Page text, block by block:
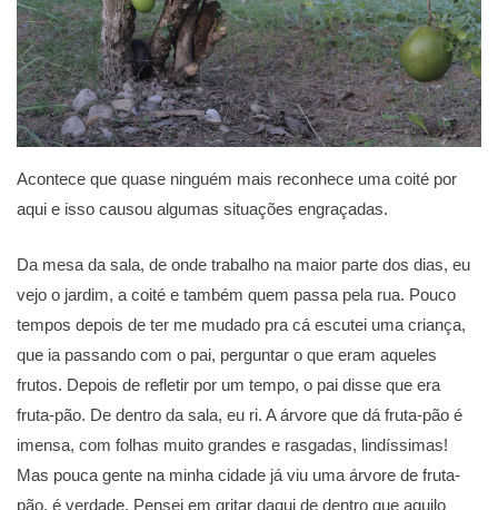
Acontece que quase ninguém mais reconhece uma coité por
aqui e isso causou algumas situações engraçadas.
Da mesa da sala, de onde trabalho na maior parte dos dias, eu
vejo o jardim, a coité e também quem passa pela rua. Pouco
tempos depois de ter me mudado pra cá escutei uma criança,
que ia passando com o pai, perguntar o que eram aqueles
frutos. Depois de refletir por um tempo, o pai disse que era
fruta-pão. De dentro da sala, eu ri. A árvore que dá fruta-pão é
imensa, com folhas muito grandes e rasgadas, lindíssimas!
Mas pouca gente na minha cidade já viu uma árvore de fruta-
pão, é verdade. Pensei em gritar daqui de dentro que aquilo